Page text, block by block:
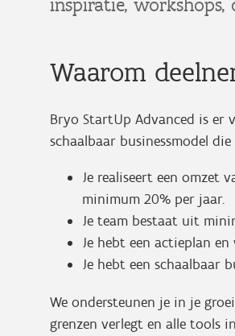
Waarom
Bryo StartUp Advanced is er
schaalbaar businessmodel
Je realiseert een omzet
minimum 20% per jaar.
Je team bestaat uit
Je hebt een actieplan
Je hebt een schaalbaar
We ondersteunen je in je
grenzen verlegt en alle tools